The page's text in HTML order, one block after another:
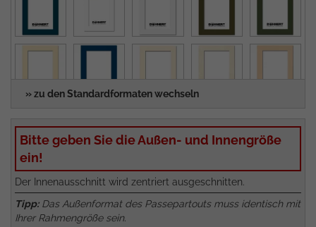
» zu den Standardformaten wechseln
Bitte geben Sie die Außen- und Innengröße
ein!
Der Innenausschnitt wird zentriert ausgeschnitten.
Tipp:Das Außenformat des Passepartouts muss identisch mit
Ihrer Rahmengröße sein.